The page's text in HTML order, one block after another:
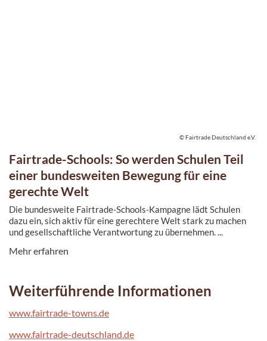
Fairtrade-Schools: So werden Schulen Teil
einer bundesweiten Bewegung für eine
gerechte Welt
Die bundesweite Fairtrade-Schools-Kampagne lädt Schulen
dazu ein, sich aktiv für eine gerechtere Welt stark zu machen
und gesellschaftliche Verantwortung zu übernehmen. ...
Mehr erfahren
© Fairtrade Deutschland e.V.
Weiterführende Informationen
www.fairtrade-towns.de
www.fairtrade-deutschland.de